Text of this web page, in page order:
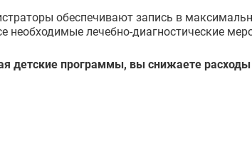
обеспечивают запись в
необходимые лечебно-диагностические
детские программы, вы снижаете